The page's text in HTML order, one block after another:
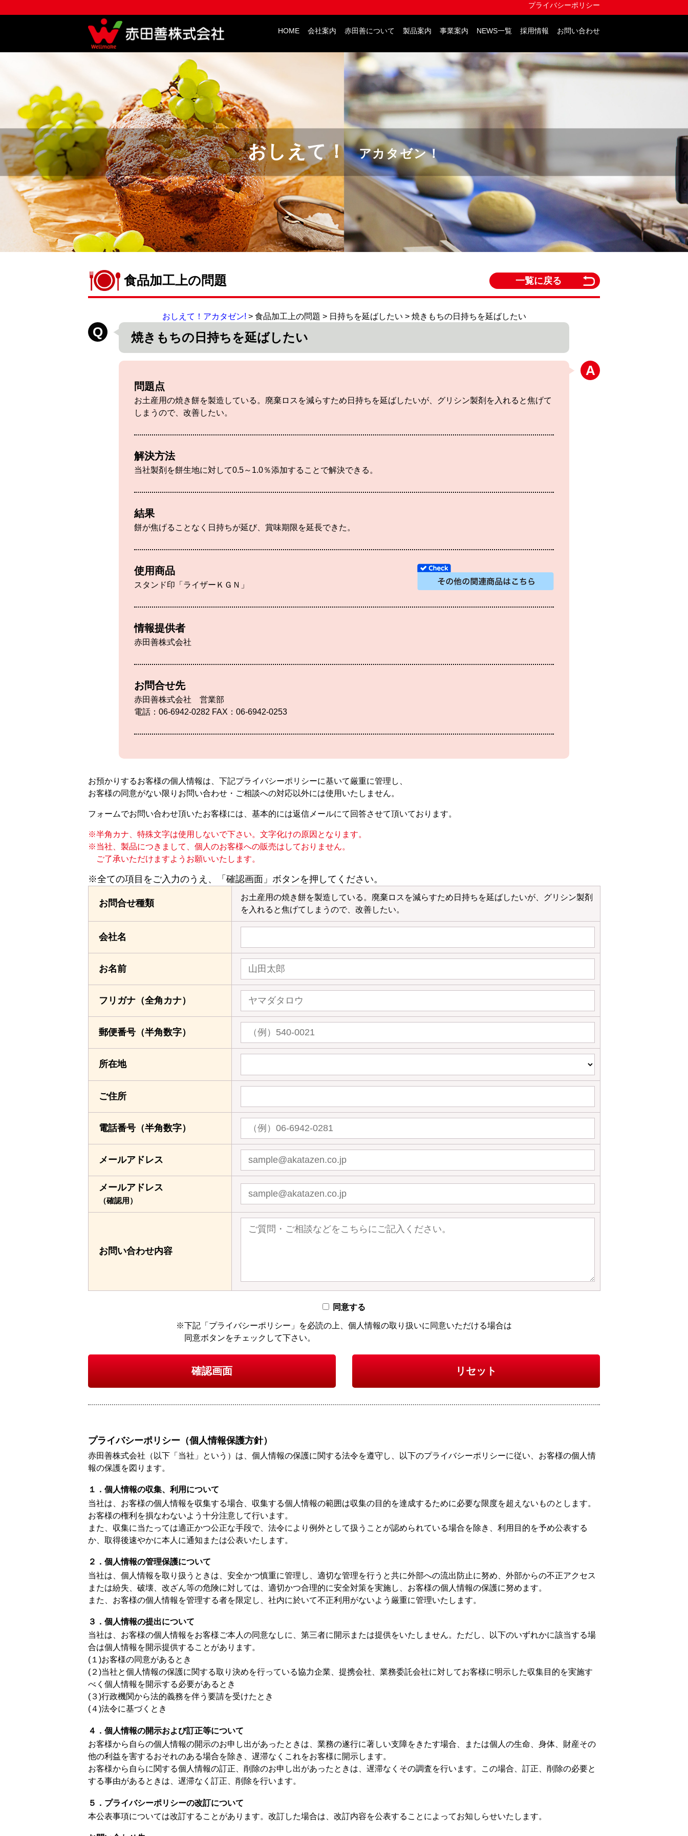
HOME 会社案内 赤田善について 製品案内 事業案内 NEWS一覧 採用情報 お問い合わせ
プライバシーポリシー
おしえて！ アカタゼン！
食品加工上の問題 一覧に戻る
おしえて！アカタゼン! > 食品加工上の問題 > 日持ちを延ばしたい > 焼きもちの日持ちを延ばしたい
焼きもちの日持ちを延ばしたい
問題点
お土産用の焼き餅を製造している。廃棄ロスを減らすため日持ちを延ばしたいが、グリシン製剤を入れると焦げて
しまうので、改善したい。
解決方法
当社製剤を餅生地に対して0.5～1.0％添加することで解決できる。
結果
餅が焦げることなく日持ちが延び、賞味期限を延長できた。
使用商品
スタンド印「ライザーＫＧＮ」
情報提供者
赤田善株式会社
お問合せ先
赤田善株式会社 営業部
電話：06-6942-0282 FAX：06-6942-0253
お預かりするお客様の個人情報は、下記プライバシーポリシーに基いて厳重に管理し、
お客様の同意がない限りお問い合わせ・ご相談への対応以外には使用いたしません。
フォームでお問い合わせ頂いたお客様には、基本的には返信メールにて回答させて頂いております。
半角カナ、特殊文字は使用しないで下さい。文字化けの原因となります。
当社、製品につきまして、個人のお客様への販売はしておりません。
ご了承いただけますようお願いいたします。
※全ての項目をご入力のうえ、「確認画面」ボタンを押してください。
お問合せ種類
お土産用の焼き餅を製造している。廃棄ロスを減らすため日持ちを延ばしたいが、グリシン製剤
を入れると焦げてしまうので、改善したい。
会社名
お名前
フリガナ （全角カナ）
郵便番号 （半角数字）
所在地
ご住所
電話番号 （半角数字）
メールアドレス
メールアドレス
（確認用）
お問い合わせ内容
同意する
下記「プライバシーポリシー」を必読の上、個人情報の取り扱いに同意いただける場合は
同意ボタンをチェックして下さい。
確認画面 リセット
プライバシーポリシー（個人情報保護方針）
赤田善株式会社（以下「当社」という）は、個人情報の保護に関する法令を遵守し、以下のプライバシーポリシーに従い、お客様の個人情
報の保護を図ります。
１．個人情報の収集、利用について
当社は、お客様の個人情報を収集する場合、収集する個人情報の範囲は収集の目的を達成するために必要な限度を超えないものとします。
お客様の権利を損なわないよう十分注意して行います。
また、収集に当たっては適正かつ公正な手段で、法令により例外として扱うことが認められている場合を除き、利用目的を予め公表する
か、取得後速やかに本人に通知または公表いたします。
２．個人情報の管理保護について
当社は、個人情報を取り扱うときは、安全かつ慎重に管理し、適切な管理を行うと共に外部への流出防止に努め、外部からの不正アクセス
または紛失、破壊、改ざん等の危険に対しては、適切かつ合理的に安全対策を実施し、お客様の個人情報の保護に努めます。
また、お客様の個人情報を管理する者を限定し、社内に於いて不正利用がないよう厳重に管理いたします。
３．個人情報の提出について
当社は、お客様の個人情報をお客様ご本人の同意なしに、第三者に開示または提供をいたしません。ただし、以下のいずれかに該当する場
合は個人情報を開示提供することがあります。
(１)お客様の同意があるとき
(２)当社と個人情報の保護に関する取り決めを行っている協力企業、提携会社、業務委託会社に対してお客様に明示した収集目的を実施す
べく個人情報を開示する必要があるとき
(３)行政機関から法的義務を伴う要請を受けたとき
(４)法令に基づくとき
４．個人情報の開示および訂正等について
お客様から自らの個人情報の開示のお申し出があったときは、業務の遂行に著しい支障をきたす場合、または個人の生命、身体、財産その
他の利益を害するおそれのある場合を除き、遅滞なくこれをお客様に開示します。
お客様から自らに関する個人情報の訂正、削除のお申し出があったときは、遅滞なくその調査を行います。この場合、訂正、削除の必要と
する事由があるときは、遅滞なく訂正、削除を行います。
５．プライバシーポリシーの改訂について
本公表事項については改訂することがあります。改訂した場合は、改訂内容を公表することによってお知しらせいたします。